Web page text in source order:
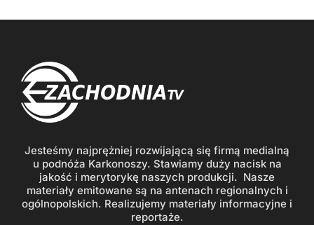
Jesteśmy najprężniej rozwijającą się firmą medialną
u podnóża Karkonoszy. Stawiamy duży nacisk na
jakość i merytorykę naszych produkcji. Nasze
materiały emitowane są na antenach regionalnych i
ogólnopolskich. Realizujemy materiały informacyjne i
reportaże.